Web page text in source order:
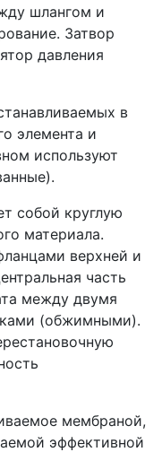
шлангом и
Затвор
давления
в
элемента и
используют
собой круглую
материала.
верхней и
часть
между двумя
(обжимными).
мембраной,
эффективной